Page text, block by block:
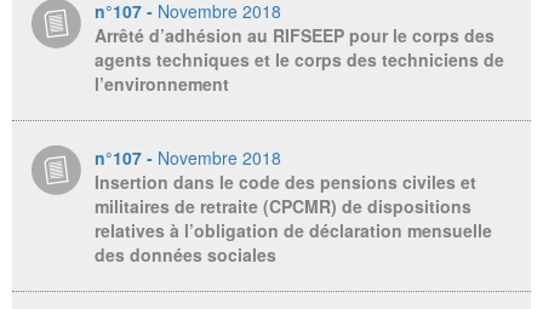
n°107 - Novembre 2018
Arrêté d’adhésion au RIFSEEP pour le corps des
agents techniques et le corps des techniciens de
l’environnement
n°107 - Novembre 2018
Insertion dans le code des pensions civiles et
militaires de retraite (CPCMR) de dispositions
relatives à l’obligation de déclaration mensuelle
des données sociales